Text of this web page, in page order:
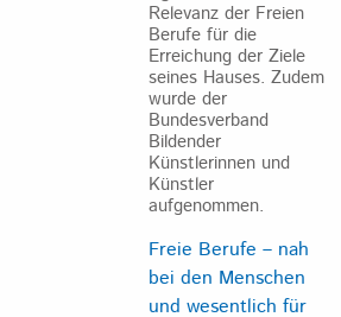
Relevanz der Freien
Berufe für die
Erreichung der Ziele
seines Hauses. Zudem
wurde der
Bundesverband
Bildender
Künstlerinnen und
Künstler
aufgenommen.
Freie Berufe – nah
bei den Menschen
und wesentlich für